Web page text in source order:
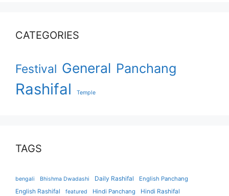
CATEGORIES
Festival General Panchang
Rashifal Temple
TAGS
bengali Bhishma Dwadashi Daily Rashifal
English Panchang
English Rashifal
featured Hindi Panchang
Hindi Rashifal